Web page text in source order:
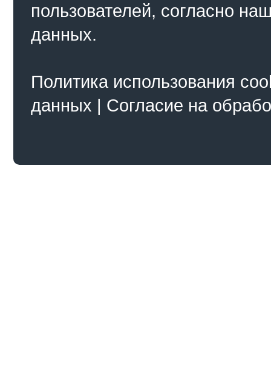
пользователей, согласно
данных.
Политика использования
данных | Согласие на